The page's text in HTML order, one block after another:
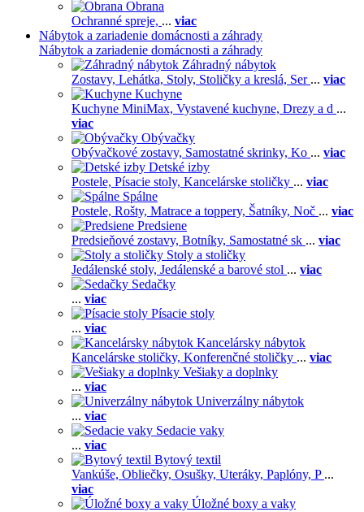
Obrana
Ochranné spreje, ... viac
Nábytok a zariadenie domácnosti a záhrady
Nábytok a zariadenie domácnosti a záhrady
Záhradný nábytok
Zostavy, Lehátka, Stoly, Stoličky a kreslá, Ser ... viac
Kuchyne
Kuchyne MiniMax, Vystavené kuchyne, Drezy a d ...
viac
Obývačky
Obývačkové zostavy, Samostatné skrinky, Ko ... viac
Detské izby
Postele, Písacie stoly, Kancelárske stoličky ... viac
Spálne
Postele, Rošty, Matrace a toppery, Šatníky, Noč ... viac
Predsiene
Predsieňové zostavy, Botníky, Samostatné sk ... viac
Stoly a stoličky
Jedálenské stoly, Jedálenské a barové stol ... viac
Sedačky
... viac
Písacie stoly
... viac
Kancelársky nábytok
Kancelárske stoličky, Konferenčné stoličky ... viac
Vešiaky a doplnky
... viac
Univerzálny nábytok
... viac
Sedacie vaky
... viac
Bytový textil
Vankúše, Obliečky, Osušky, Uteráky, Paplóny, P ...
viac
Úložné boxy a vaky